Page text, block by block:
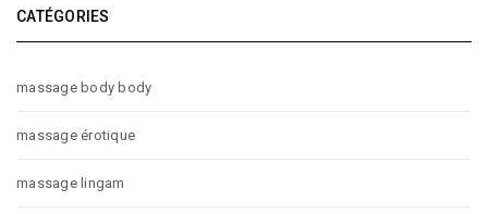
CATÉGORIES
massage body body
massage érotique
massage lingam